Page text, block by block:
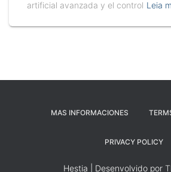
artificial avanzada y el control Leia
MAS INFORMACIONES
PRIVACY POLICY
Hestia | Desenvolvido por